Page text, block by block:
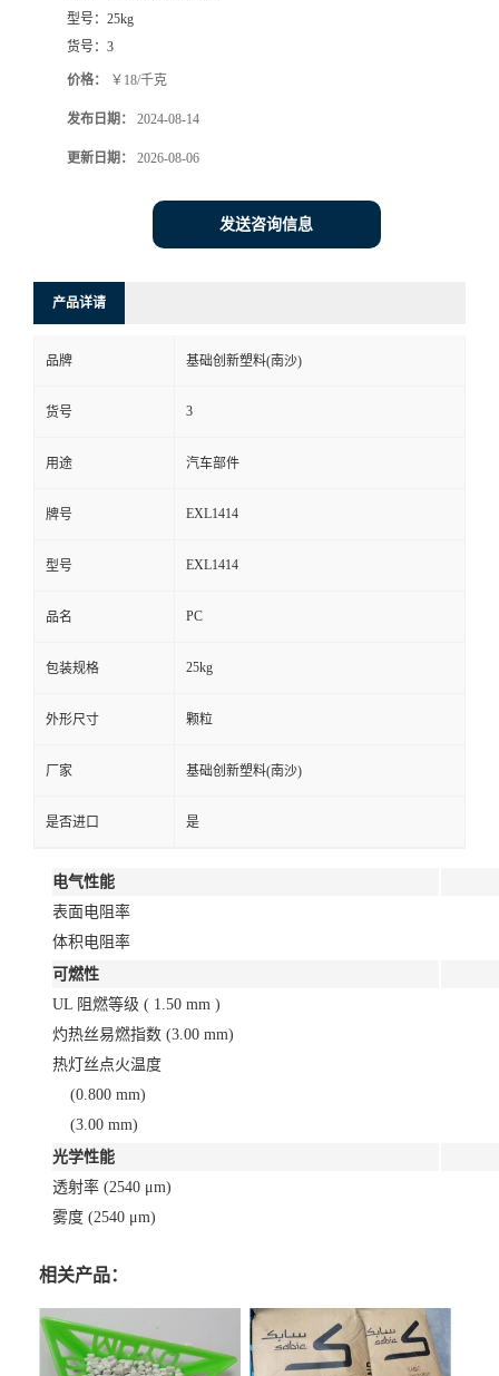
型号： 25kg
货号： 3
价格： ￥18/千克
发布日期： 2024-08-14
更新日期： 2026-08-06
发送咨询信息
产品详请
品牌 基础创新塑料(南沙)
货号 3
用途 汽车部件
牌号 EXL1414
型号 EXL1414
品名 PC
包装规格 25kg
外形尺寸 颗粒
厂家 基础创新塑料(南沙)
是否进口 是
电气性能
表面电阻率
体积电阻率
可燃性
UL 阻燃等级 ( 1.50 mm )
灼热丝易燃指数 (3.00 mm)
热灯丝点火温度
(0.800 mm)
(3.00 mm)
光学性能
透射率 (2540 μm)
雾度 (2540 μm)
相关产品：